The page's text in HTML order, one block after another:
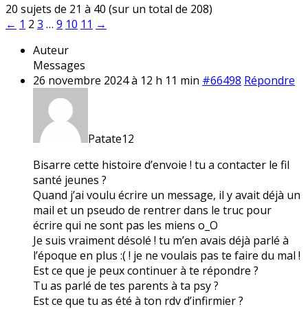
20 sujets de 21 à 40 (sur un total de 208)
← 1 2 3 … 9 10 11 →
Auteur
Messages
26 novembre 2024 à 12 h 11 min #66498 Répondre
Patate12
Bisarre cette histoire d’envoie ! tu a contacter le fil
santé jeunes ?
Quand j’ai voulu écrire un message, il y avait déjà un
mail et un pseudo de rentrer dans le truc pour
écrire qui ne sont pas les miens o_O
Je suis vraiment désolé ! tu m’en avais déjà parlé à
l’époque en plus :( ! je ne voulais pas te faire du mal !
Est ce que je peux continuer à te répondre ?
Tu as parlé de tes parents à ta psy ?
Est ce que tu as été à ton rdv d’infirmier ?